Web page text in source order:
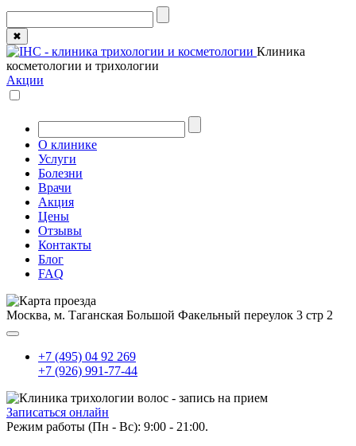
✖
Клиника
косметологии и трихологии
Акции
О клинике
Услуги
Болезни
Врачи
Акция
Цены
Отзывы
Контакты
Блог
FAQ
Москва, м. Таганская Большой Факельный переулок 3 стр 2
+7 (495) 04 92 269
+7 (926) 991-77-44
Записаться онлайн
Режим работы (Пн - Вс): 9:00 - 21:00.